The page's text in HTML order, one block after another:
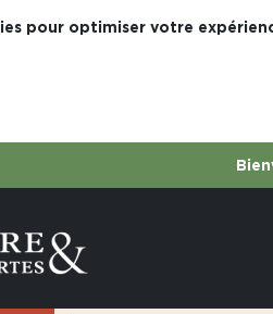
pour optimiser votre